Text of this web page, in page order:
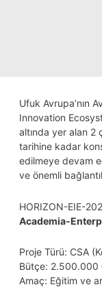
Ufuk Avrupa’nın
Innovation
altında yer alan 2
tarihine kadar
edilmeye devam
ve önemli
HORIZON-EIE-
Academia-
Proje Türü: CSA
Bütçe: 2.500.000
Amaç: Eğitim ve